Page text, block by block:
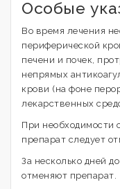
Особые
Во время лечения
периферической
печени и почек,
непрямых
крови (на фоне
лекарственных
При необходимости
препарат следует
За несколько дней
отменяют препарат.